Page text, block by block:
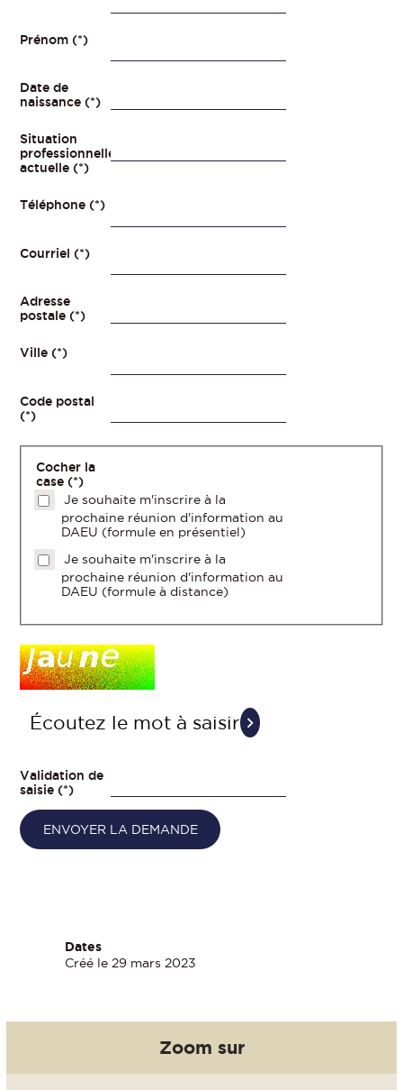
Prénom (*)
Date de
naissance (*)
Situation
professionnelle
actuelle (*)
Téléphone (*)
Courriel (*)
Adresse
postale (*)
Ville (*)
Code postal
(*)
Cocher la
case (*)
Je souhaite m'inscrire à la
prochaine réunion d'information au
DAEU (formule en présentiel)
Je souhaite m'inscrire à la
prochaine réunion d'information au
DAEU (formule à distance)
Champ
pour
les
robots.
vous
de
le
laisser
vide.
Écoutez le mot à saisir
Validation de
saisie (*)
Dates
Créé le 29 mars 2023
Zoom sur